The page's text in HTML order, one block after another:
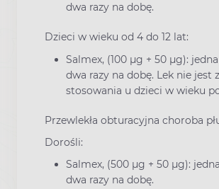
dwa razy na dobę.
Dzieci w wieku od 4 do 12 lat:
Salmex, (100 μg + 50 μg):
dwa razy na dobę. Lek nie jest
stosowania u dzieci w wieku
Przewlekła obturacyjna choroba
Dorośli:
Salmex, (500 μg + 50 μg):
dwa razy na dobę.